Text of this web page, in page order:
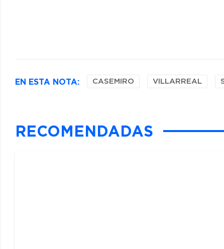
EN ESTA NOTA: CASEMIRO VILLARREAL
RECOMENDADAS